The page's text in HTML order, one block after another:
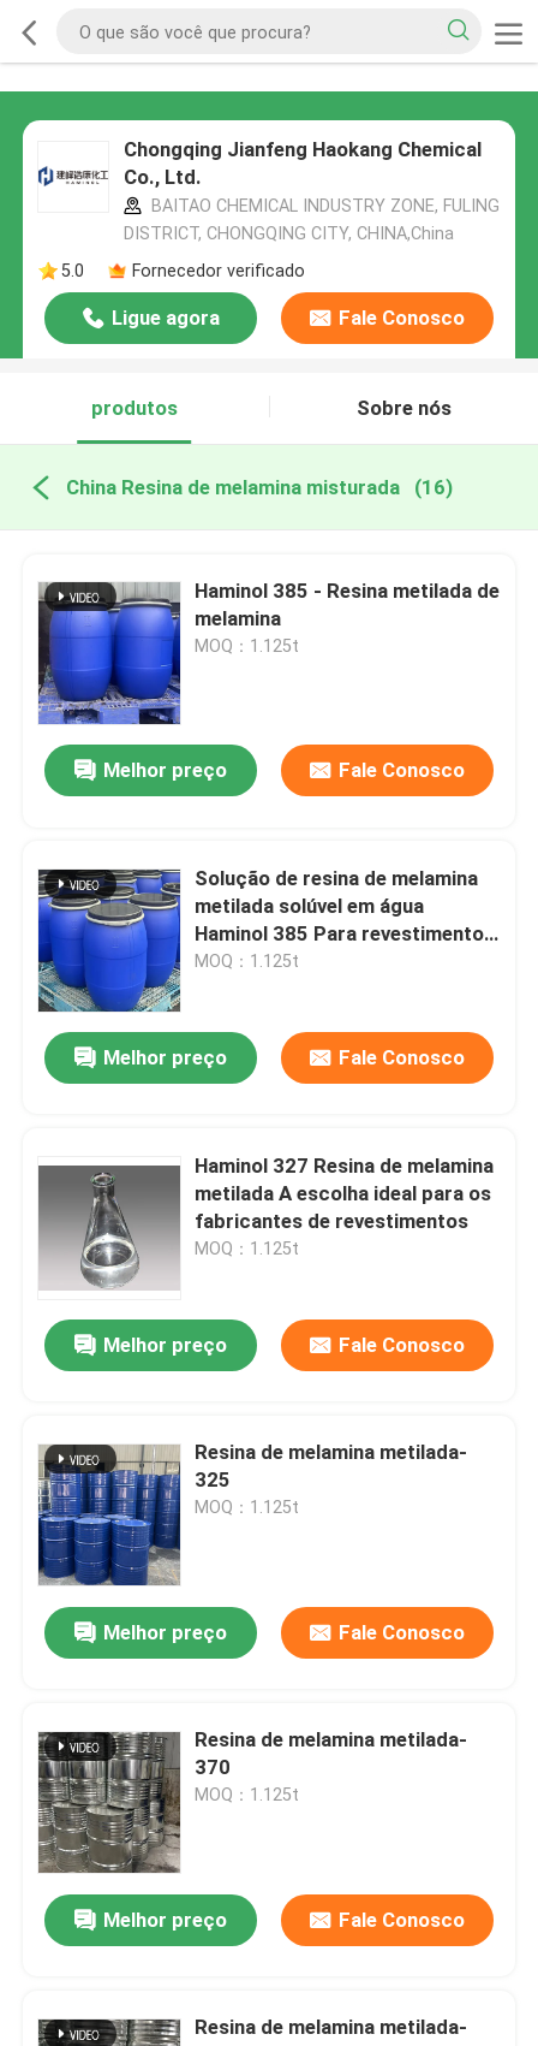
Chongqing Jianfeng Haokang Chemical
Co., Ltd.
BAITAO CHEMICAL INDUSTRY ZONE, FULING
DISTRICT, CHONGQING CITY, CHINA,China
5.0
Fornecedor verificado
Ligue agora Fale Conosco
produtos Sobre nós
China Resina de melamina misturada (16)
Haminol 385 - Resina metilada de
melamina
MOQ：1.125t
Melhor preço Fale Conosco
Solução de resina de melamina
metilada solúvel em água
Haminol 385 Para revestimentos
industriais
MOQ：1.125t
Melhor preço Fale Conosco
Haminol 327 Resina de melamina
metilada A escolha ideal para os
fabricantes de revestimentos
MOQ：1.125t
Melhor preço Fale Conosco
Resina de melamina metilada-
325
MOQ：1.125t
Melhor preço Fale Conosco
Resina de melamina metilada-
370
MOQ：1.125t
Melhor preço Fale Conosco
Resina de melamina metilada-